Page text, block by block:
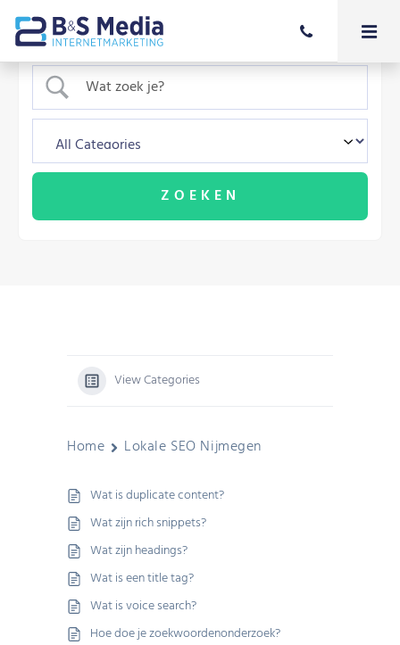
View Categories
Home Lokale SEO Nijmegen
Wat is duplicate content?
Wat zijn rich snippets?
Wat zijn headings?
Wat is een title tag?
Wat is voice search?
Hoe doe je zoekwoordenonderzoek?